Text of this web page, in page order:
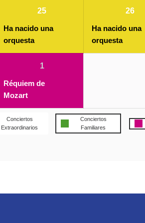
25
Ha nacido una
orquesta
26
Ha nacido una
orquesta
1
Réquiem de
Mozart
Conciertos
Extraordinarios
Conciertos
Familiares